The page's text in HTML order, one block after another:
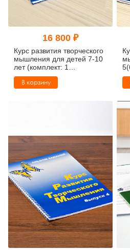
16 800 ₽
Курс развития творческого
мышления для детей 7-10
лет (комплект: 1
руководство + 30 тетрадей)
В корзину